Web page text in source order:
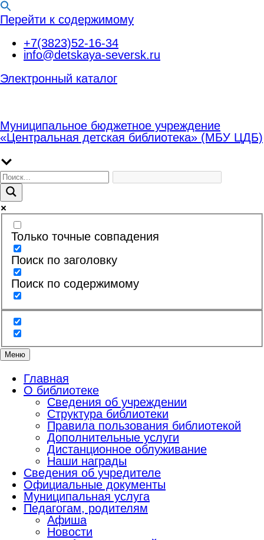
Перейти к содержимому
+7(3823)52-16-34
info@detskaya-seversk.ru
Электронный каталог
Муниципальное бюджетное учреждение
«Центральная детская библиотека» (МБУ ЦДБ)
Только точные совпадения
Поиск по заголовку
Поиск по содержимому
Меню
Главная
О библиотеке
Сведения об учреждении
Структура библиотеки
Правила пользования библиотекой
Дополнительные услуги
Дистанционное облуживание
Наши награды
Сведения об учредителе
Официальные документы
Муниципальная услуга
Педагогам, родителям
Афиша
Новости